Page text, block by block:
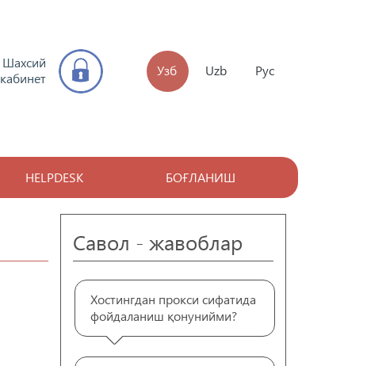
HELPDESK БОҒЛАНИШ
Узб Uzb Рус
Шахсий
кабинет
Савол - жавоблар
Хостингдан прокси сифатида
фойдаланиш қонунийми?